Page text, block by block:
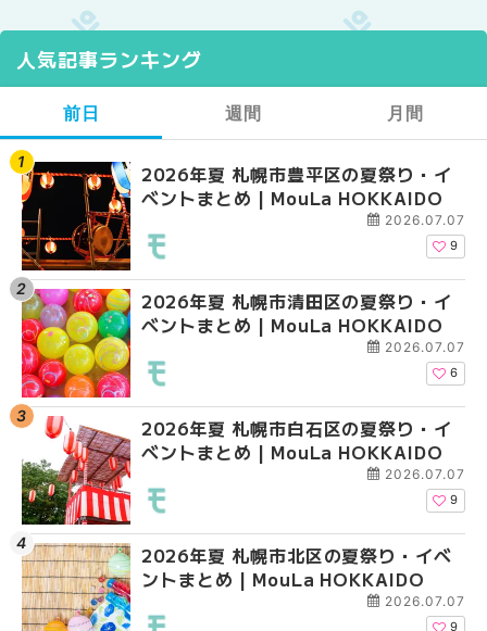
人気記事ランキング
前日
2026年夏 札幌市豊平区の夏祭り・イ
ベントまとめ | MouLa HOKKAIDO
2026.07.07
9
2026年夏 札幌市清田区の夏祭り・イ
ベントまとめ | MouLa HOKKAIDO
2026.07.07
6
2026年夏 札幌市白石区の夏祭り・イ
ベントまとめ | MouLa HOKKAIDO
2026.07.07
9
2026年夏 札幌市北区の夏祭り・イベ
ントまとめ | MouLa HOKKAIDO
2026.07.07
9
週間
【2026年最新】札幌
ガーデン｜オープン日
大通公園から穴場テ
2026年夏 札幌市白石
ベントまとめ |
2026年夏 札幌市西区
ントまとめ | MouLa
2026年夏 札幌市豊平
ベントまとめ |
月間
【2026年最新】札幌
ガーデン｜オープン日
大通公園から穴場テ
2026年夏 札幌市北区
ントまとめ | MouLa
2026年夏 札幌市白石
ベントまとめ |
2026年夏 札幌市西区
ントまとめ | MouLa